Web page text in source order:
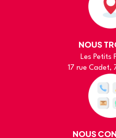
NOUS
Les Petits
17 rue Cadet,
NOUS